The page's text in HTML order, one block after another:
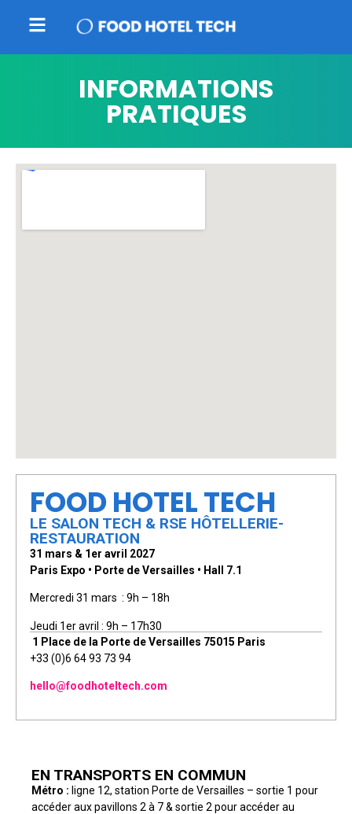
INFORMATIONS
PRATIQUES
FOOD HOTEL TECH
LE SALON TECH & RSE HÔTELLERIE-
RESTAURATION
31 mars & 1er avril 2027
Paris Expo • Porte de Versailles • Hall 7.1
Mercredi 31 mars : 9h – 18h
Jeudi 1er avril : 9h – 17h30
1 Place de la Porte de Versailles 75015 Paris
+33 (0)6 64 93 73 94
hello@foodhoteltech.com
EN TRANSPORTS EN COMMUN
Métro : ligne 12, station Porte de Versailles – sortie 1 pour
accéder aux pavillons 2 à 7 & sortie 2 pour accéder au